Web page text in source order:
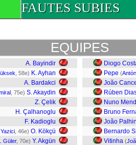
FAUTES SUBIES
EQUIPES
A. Bayindir
, 58e) K. Ayhan
A. Bardakci
, 75e) S. Akaydin
Z. Çelik
H. Çalhanoglu
F. Kadioglu
, 46e) O. Kökçü
Güler, 70e) Y. Akgün
Diogo
Pepe (
João
Rúben
Nuno
Bruno
João
Bernardo
Vitinha (